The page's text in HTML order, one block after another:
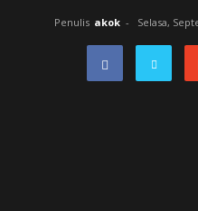
Penulis akok - Selasa,